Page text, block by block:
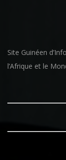
Site Guinéen
l’Afrique et le